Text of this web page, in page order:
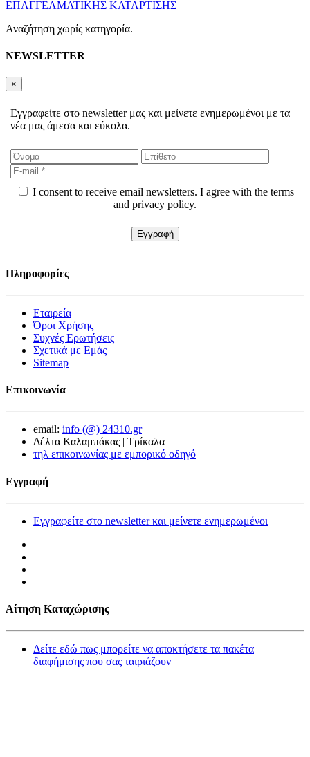
ΕΠΑΓΓΕΛΜΑΤΙΚΗΣ ΚΑΤΑΡΤΙΣΗΣ
Αναζήτηση χωρίς κατηγορία.
NEWSLETTER
×
Εγγραφείτε στο newsletter μας και μείνετε ενημερωμένοι με τα
νέα μας άμεσα και εύκολα.
I consent to receive email newsletters. I agree with the terms
and privacy policy.
Πληροφορίες
Εταιρεία
Όροι Χρήσης
Συχνές Ερωτήσεις
Σχετικά με Εμάς
Sitemap
Επικοινωνία
email: info (@) 24310.gr
Δέλτα Καλαμπάκας | Τρίκαλα
τηλ επικοινωνίας με εμπορικό οδηγό
Εγγραφή
Εγγραφείτε στο newsletter και μείνετε ενημερωμένοι
Αίτηση Καταχώρισης
Δείτε εδώ πως μπορείτε να αποκτήσετε τα πακέτα
διαφήμισης που σας ταιριάζουν